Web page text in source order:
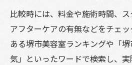
比較時には、料金や施術時間、ス
アフターケアの有無などをチェ
ある堺市美容室ランキングや「
気」といったワードで検索し、